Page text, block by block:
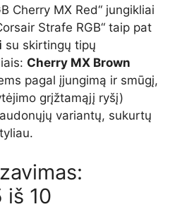
Strafe RGB“ taip pat
su skirtingų tipų
Cherry MX Brown
pagal įjungimą ir smūgį,
grįžtamąjį ryšį)
variantų, sukurtų
10